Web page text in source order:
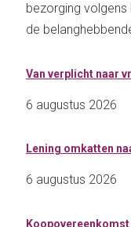
bezorging volgens
de
Van verplicht naar
6 augustus 2026
Lening omkatten
6 augustus 2026